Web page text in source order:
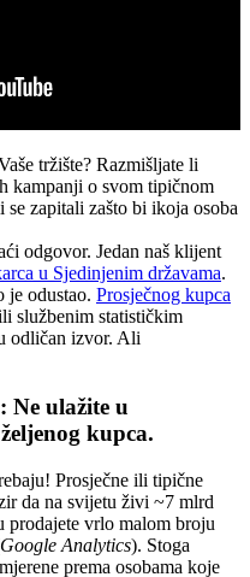
tržište? Razmišljate li
kampanji o svom tipičnom
zapitali zašto bi ikoja osoba
odgovor. Jedan naš klijent
u Sjedinjenim državama.
je odustao. Prosječnog kupca
službenim statističkim
odličan izvor. Ali
Ne ulažite u
kupca.
Prosječne ili tipične
da na svijetu živi ~7 mlrd
vrlo malom broju
Google Analytics). Stoga
prema osobama koje